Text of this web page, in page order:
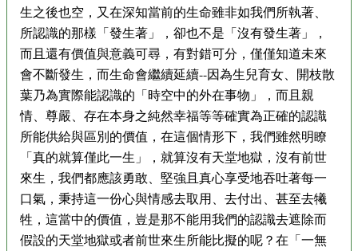
生之後也空，又在深知當前的生命雖非如我們所執著、
所認識的那樣「發生著」，卻也不是「沒有發生著」，
而且還有價值與意義可尋，有對錯可分，僅僅知道未來
會不斷發生，而生命會繼續延續--因為生兒育女、開枝散
葉乃為實際能認識的「時空中的外在事物」，而且親
情、尊嚴、存在本身之純然幸福等等確實為正確的認識
所能供給與區別的價值，在這個情形下，我們雖然明瞭
「真的就算僅此一生」，就算沒有天堂地獄，沒有前世
來生，我們都應該勇敢、堅強且真心享受地吞吐著每一
口氣，秉持這一份心與情感去取用、去付出、甚至去犧
牲，這當中的價值，豈是那不能用我們的認識去遮除而
假設的天堂地獄或者前世來生所能比擬的呢？在「一無